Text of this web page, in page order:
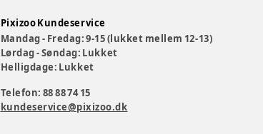
Pixizoo Kundeservice
Mandag - Fredag: 9-15 (lukket mellem 12-13)
Lørdag - Søndag: Lukket
Helligdage: Lukket
Telefon: 88 88 74 15
kundeservice@pixizoo.dk